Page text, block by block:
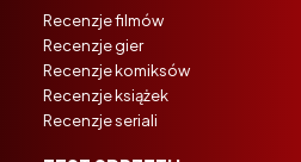
Recenzje filmów
Recenzje gier
Recenzje komiksów
Recenzje książek
Recenzje seriali